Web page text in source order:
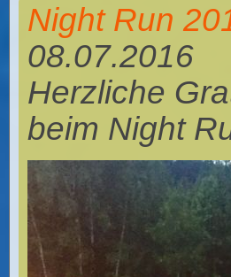
Night Run
08.07.2016
Herzliche
beim Night